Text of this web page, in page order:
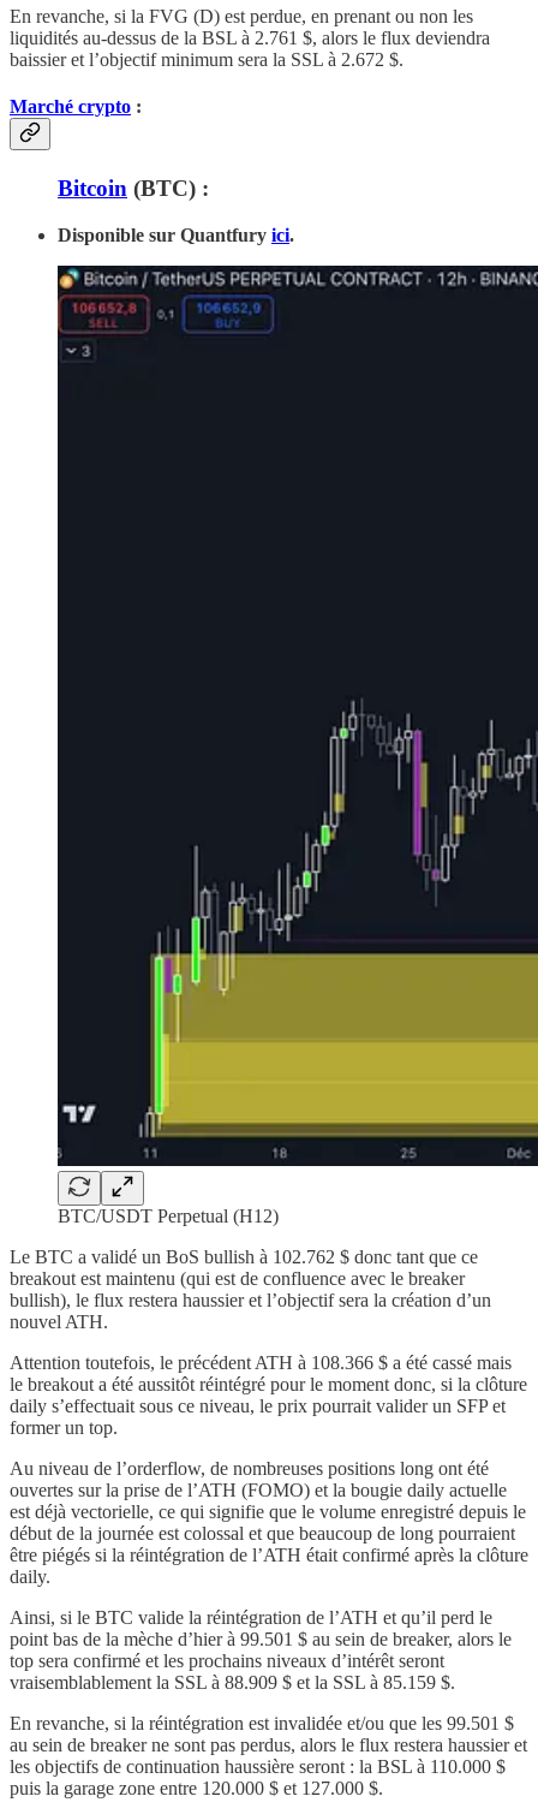
En revanche, si la FVG (D) est perdue, en prenant ou non les
liquidités au-dessus de la BSL à 2.761 $, alors le flux deviendra
baissier et l’objectif minimum sera la SSL à 2.672 $.
Marché crypto :
Bitcoin (BTC) :
Disponible sur Quantfury ici.
BTC/USDT Perpetual (H12)
Le BTC a validé un BoS bullish à 102.762 $ donc tant que ce
breakout est maintenu (qui est de confluence avec le breaker
bullish), le flux restera haussier et l’objectif sera la création d’un
nouvel ATH.
Attention toutefois, le précédent ATH à 108.366 $ a été cassé mais
le breakout a été aussitôt réintégré pour le moment donc, si la clôture
daily s’effectuait sous ce niveau, le prix pourrait valider un SFP et
former un top.
Au niveau de l’orderflow, de nombreuses positions long ont été
ouvertes sur la prise de l’ATH (FOMO) et la bougie daily actuelle
est déjà vectorielle, ce qui signifie que le volume enregistré depuis le
début de la journée est colossal et que beaucoup de long pourraient
être piégés si la réintégration de l’ATH était confirmé après la clôture
daily.
Ainsi, si le BTC valide la réintégration de l’ATH et qu’il perd le
point bas de la mèche d’hier à 99.501 $ au sein de breaker, alors le
top sera confirmé et les prochains niveaux d’intérêt seront
vraisemblablement la SSL à 88.909 $ et la SSL à 85.159 $.
En revanche, si la réintégration est invalidée et/ou que les 99.501 $
au sein de breaker ne sont pas perdus, alors le flux restera haussier et
les objectifs de continuation haussière seront : la BSL à 110.000 $
puis la garage zone entre 120.000 $ et 127.000 $.